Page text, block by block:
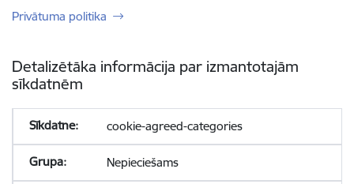
Privātuma politika
Detalizētāka informācija par izmantotajām
sīkdatnēm
cookie-agreed-categories
Nepieciešams